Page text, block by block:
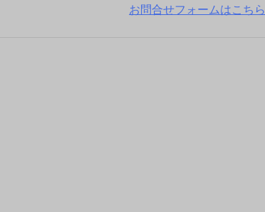
お問合せフォームはこちら